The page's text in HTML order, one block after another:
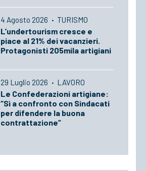
4 Agosto 2026 · TURISMO
L’undertourism cresce e
piace al 21% dei vacanzieri.
Protagonisti 205mila artigiani
29 Luglio 2026 · LAVORO
Le Confederazioni artigiane:
“Sì a confronto con Sindacati
per difendere la buona
contrattazione”